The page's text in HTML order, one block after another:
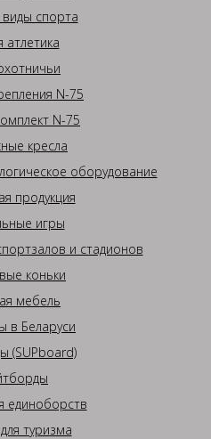
спорта
атлетика
N-75
N-75
кресла
оборудование
продукция
игры
и стадионов
коньки
мебель
в Беларуси
(SUPboard)
единоборств
туризма